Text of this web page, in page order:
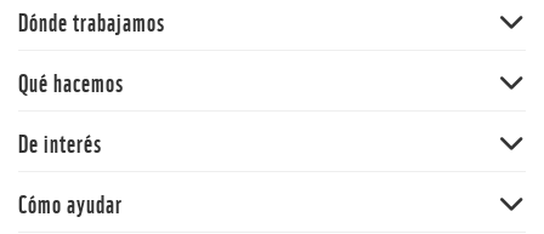
60 aniversario
Nuestras políticas
Dónde trabajamos
Andes
Orinoquia
Qué hacemos
Cambio climático y energía
De interés
Y la Naturaleza qué
Cómo ayudar